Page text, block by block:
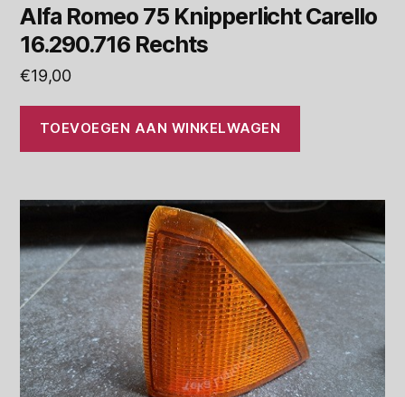
Alfa Romeo 75 Knipperlicht Carello
16.290.716 Rechts
€19,00
TOEVOEGEN AAN WINKELWAGEN